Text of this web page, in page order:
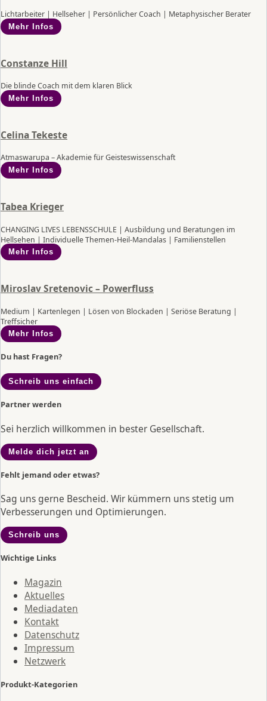
Lichtarbeiter | Hellseher | Persönlicher Coach | Metaphysischer Berater
Mehr Infos
Constanze Hill
Die blinde Coach mit dem klaren Blick
Mehr Infos
Celina Tekeste
Atmaswarupa – Akademie für Geisteswissenschaft
Mehr Infos
Tabea Krieger
CHANGING LIVES LEBENSSCHULE | Ausbildung und Beratungen im
Hellsehen | Individuelle Themen-Heil-Mandalas | Familienstellen
Mehr Infos
Miroslav Sretenovic – Powerfluss
Medium | Kartenlegen | Lösen von Blockaden | Seriöse Beratung |
Treffsicher
Mehr Infos
Du hast Fragen?
Schreib uns einfach
Partner werden
Sei herzlich willkommen in bester Gesellschaft.
Melde dich jetzt an
Fehlt jemand oder etwas?
Sag uns gerne Bescheid. Wir kümmern uns stetig um
Verbesserungen und Optimierungen.
Schreib uns
Wichtige Links
Magazin
Aktuelles
Mediadaten
Kontakt
Datenschutz
Impressum
Netzwerk
Produkt-Kategorien